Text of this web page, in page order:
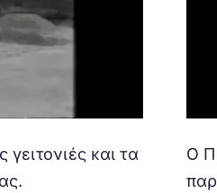
και τα
Ο